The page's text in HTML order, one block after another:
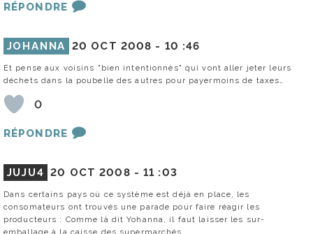
RÉPONDRE
JOHANNA 20 OCT 2008 - 10 :46
Et pense aux voisins "bien intentionnés" qui vont aller jeter leurs
déchets dans la poubelle des autres pour payermoins de taxes…
0
RÉPONDRE
JUJU4 20 OCT 2008 -11 :03
Dans certains pays où ce système est déjà en place, les
consomateurs ont trouvés une parade pour faire réagir les
producteurs : Comme là dit Yohanna, il faut laisser les sur-
emballage à la caisse des supermarchés.